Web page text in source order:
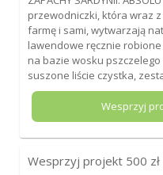
przewodniczki, która wraz
farmę i sami, wytwarzają
lawendowe ręcznie robione
na bazie wosku pszczelego
suszone liście czystka,
Wesprzyj
Wesprzyj projekt 500